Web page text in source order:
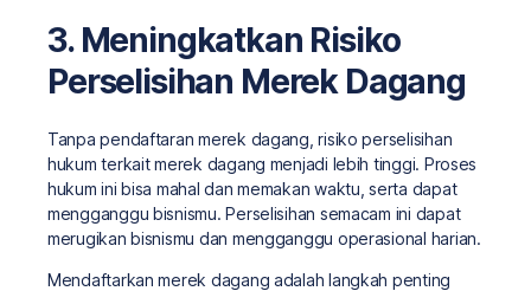
3. Meningkatkan Risiko
Perselisihan Merek Dagang
Tanpa pendaftaran merek dagang, risiko perselisihan
hukum terkait merek dagang menjadi lebih tinggi. Proses
hukum ini bisa mahal dan memakan waktu, serta dapat
mengganggu bisnismu. Perselisihan semacam ini dapat
merugikan bisnismu dan mengganggu operasional harian.
Mendaftarkan merek dagang adalah langkah penting